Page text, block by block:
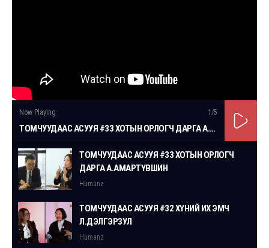
Now Playing 1 /5
ТОМЧУУДААС АСУУЯ #33 ХОТЫН ОРЛОГЧ ДАРГА А.АМАРТҮВШИН
ТОМЧУУДААС АСУУЯ #33 ХОТЫН ОРЛОГЧ
ДАРГА А.АМАРТҮВШИН
Humanz
ТОМЧУУДААС АСУУЯ #32 ХҮНИЙ ИХ ЭМЧ
Л.ДЭЛГЭРЗУЛ
Humanz